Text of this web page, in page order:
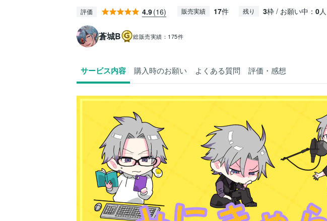
評価 4.9(16) 販売実績 17件 残り 3枠 / お願い中： 0人
蒼城B 総販売実績： 175件
サービス内容 購入時のお願い よくある質問 評価・感想